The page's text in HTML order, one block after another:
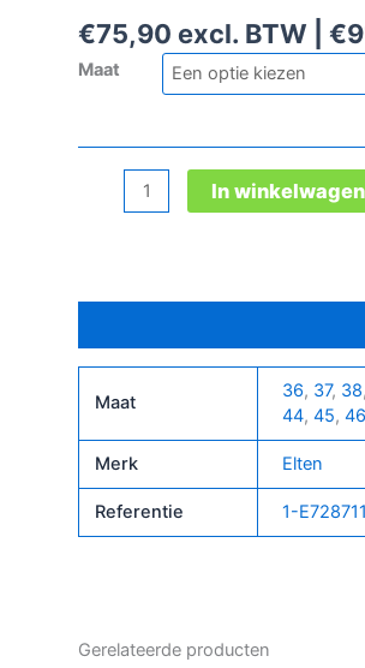
€75,90 excl. BTW | €
Maat
Leonardo
Low
S3
In winkelwagen
Maat
36, 37, 38
44, 45, 46
Merk Elten
Referentie 1-E728711
Gerelateerde producten